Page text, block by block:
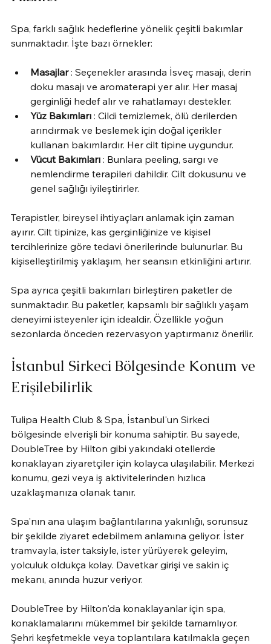
Spa, farklı sağlık hedeflerine yönelik çeşitli bakımlar
sunmaktadır. İşte bazı örnekler:
Masajlar : Seçenekler arasında İsveç masajı, derin
doku masajı ve aromaterapi yer alır. Her masaj
gerginliği hedef alır ve rahatlamayı destekler.
Yüz Bakımları : Cildi temizlemek, ölü derilerden
arındırmak ve beslemek için doğal içerikler
kullanan bakımlardır. Her cilt tipine uygundur.
Vücut Bakımları : Bunlara peeling, sargı ve
nemlendirme terapileri dahildir. Cilt dokusunu ve
genel sağlığı iyileştirirler.
Terapistler, bireysel ihtiyaçları anlamak için zaman
ayırır. Cilt tipinize, kas gerginliğinize ve kişisel
tercihlerinize göre tedavi önerilerinde bulunurlar. Bu
kişiselleştirilmiş yaklaşım, her seansın etkinliğini artırır.
Spa ayrıca çeşitli bakımları birleştiren paketler de
sunmaktadır. Bu paketler, kapsamlı bir sağlıklı yaşam
deneyimi isteyenler için idealdir. Özellikle yoğun
sezonlarda önceden rezervasyon yaptırmanız önerilir.
İstanbul Sirkeci Bölgesinde Konum ve
Erişilebilirlik
Tulipa Health Club & Spa, İstanbul'un Sirkeci
bölgesinde elverişli bir konuma sahiptir. Bu sayede,
DoubleTree by Hilton gibi yakındaki otellerde
konaklayan ziyaretçiler için kolayca ulaşılabilir. Merkezi
konumu, gezi veya iş aktivitelerinden hızlıca
uzaklaşmanıza olanak tanır.
Spa'nın ana ulaşım bağlantılarına yakınlığı, sorunsuz
bir şekilde ziyaret edebilmem anlamına geliyor. İster
tramvayla, ister taksiyle, ister yürüyerek geleyim,
yolculuk oldukça kolay. Davetkar girişi ve sakin iç
mekanı, anında huzur veriyor.
DoubleTree by Hilton'da konaklayanlar için spa,
konaklamalarını mükemmel bir şekilde tamamlıyor.
Şehri keşfetmekle veya toplantılara katılmakla geçen